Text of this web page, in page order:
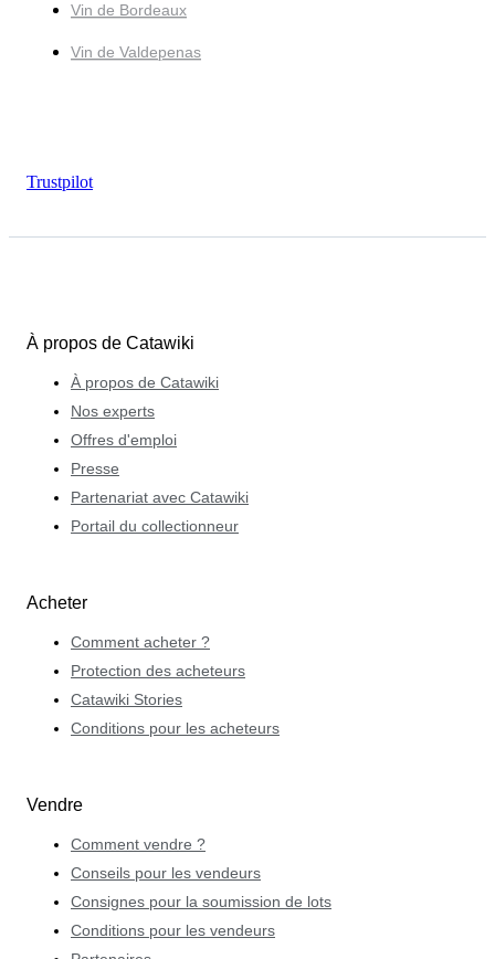
Vin de Bordeaux
Vin de Valdepenas
Trustpilot
À propos de Catawiki
À propos de Catawiki
Nos experts
Offres d'emploi
Presse
Partenariat avec Catawiki
Portail du collectionneur
Acheter
Comment acheter ?
Protection des acheteurs
Catawiki Stories
Conditions pour les acheteurs
Vendre
Comment vendre ?
Conseils pour les vendeurs
Consignes pour la soumission de lots
Conditions pour les vendeurs